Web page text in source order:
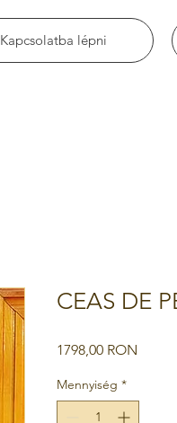
Kapcsolatba lépni
CEAS DE
1798,00 RON
Mennyiség *